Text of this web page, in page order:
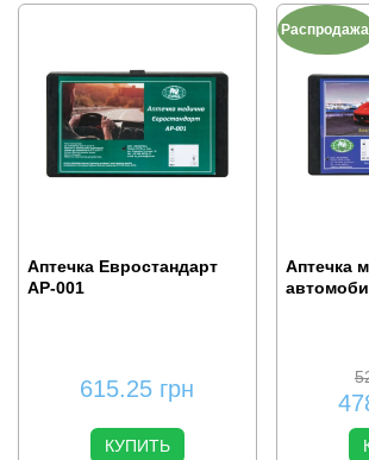
Аптечка Евростандарт
АР-001
615.25 грн
КУПИТЬ
Аптечка